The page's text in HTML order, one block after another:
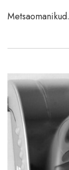
Metsaomanikud.